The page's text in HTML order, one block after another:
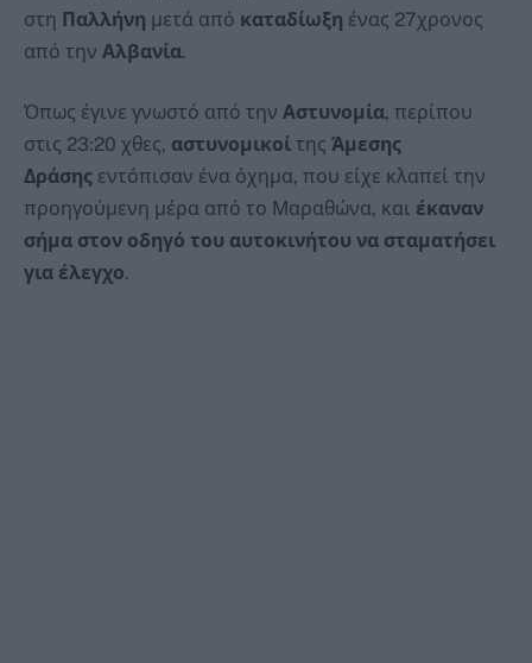
στη Παλλήνη μετά από καταδίωξη ένας 27χρονος
από την Αλβανία.
Όπως έγινε γνωστό από την Αστυνομία, περίπου
στις 23:20 χθες, αστυνομικοί της Άμεσης
Δράσης εντόπισαν ένα όχημα, που είχε κλαπεί την
προηγούμενη μέρα από το Μαραθώνα, και έκαναν
σήμα στον οδηγό του αυτοκινήτου να σταματήσει
για έλεγχο.